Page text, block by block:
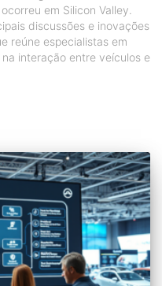
em Silicon Valley.
discussões e inovações
reúne especialistas em
interação entre veículos e